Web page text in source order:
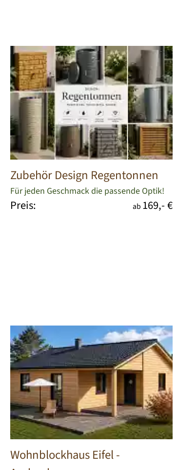
Zubehör Design Regentonnen
Für jeden Geschmack die passende Optik!
Preis: ab 169,- €
Wohnblockhaus Eifel-